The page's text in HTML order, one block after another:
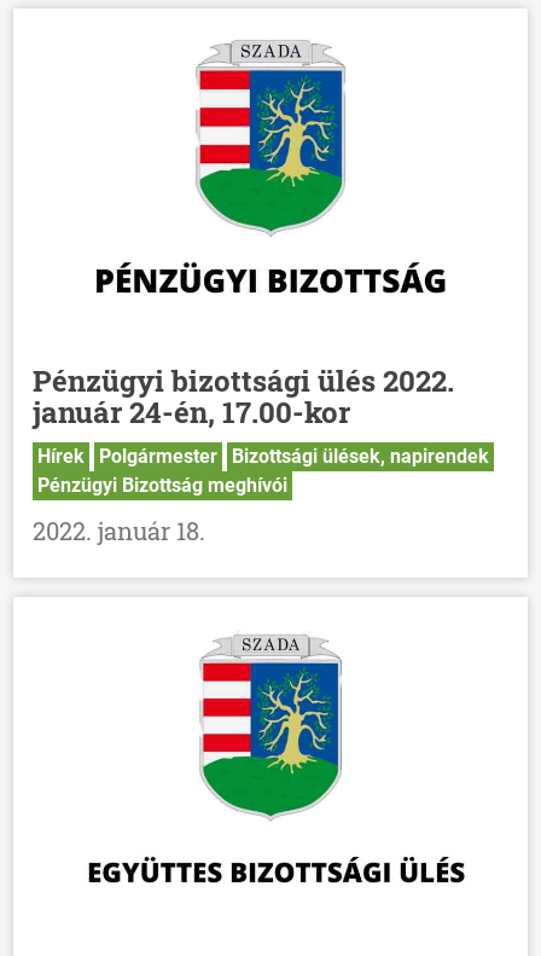
Pénzügyi bizottsági ülés 2022.
január 24-én, 17.00-kor
Hírek Polgármester
Bizottsági ülések, napirendek
Pénzügyi Bizottság meghívói
2022. január 18.